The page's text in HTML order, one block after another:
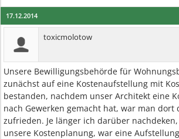
17.12.2014
toxicmolotow
Unsere Bewilligungsbehörde für
zunächst auf eine Kostenaufstellung mit
bestanden, nachdem unser Architekt eine
nach Gewerken gemacht hat, war man dort
zufrieden. Je länger ich darüber
unsere Kostenplanung, war eine